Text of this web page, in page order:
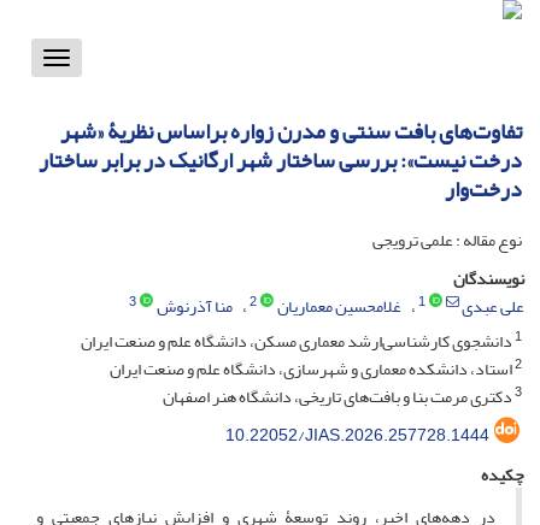
Toggle
تفاوت‌های بافت سنتی و مدرن زواره براساس نظریۀ «شهر
درخت نیست»: بررسی ساختار شهر ارگانیک در برابر ساختار
درخت‌وار
نوع مقاله : علمی ترویجی
نویسندگان
علی عبدی
1 غلامحسین معماریان 2 منا آذرنوش
3
1دانشجوی کارشناسی‌ارشد معماری مسکن، دانشگاه علم و صنعت ایران
2استاد، دانشکده معماری و شهرسازی، دانشگاه علم و صنعت ایران
3دکتری مرمت بنا و بافت‌های تاریخی، دانشگاه هنر اصفهان
10.22052/JIAS.2026.257728.1444
چکیده
در دهه‌های اخیر، روند توسعۀ شهری و افزایش نیازهای جمعیتی و